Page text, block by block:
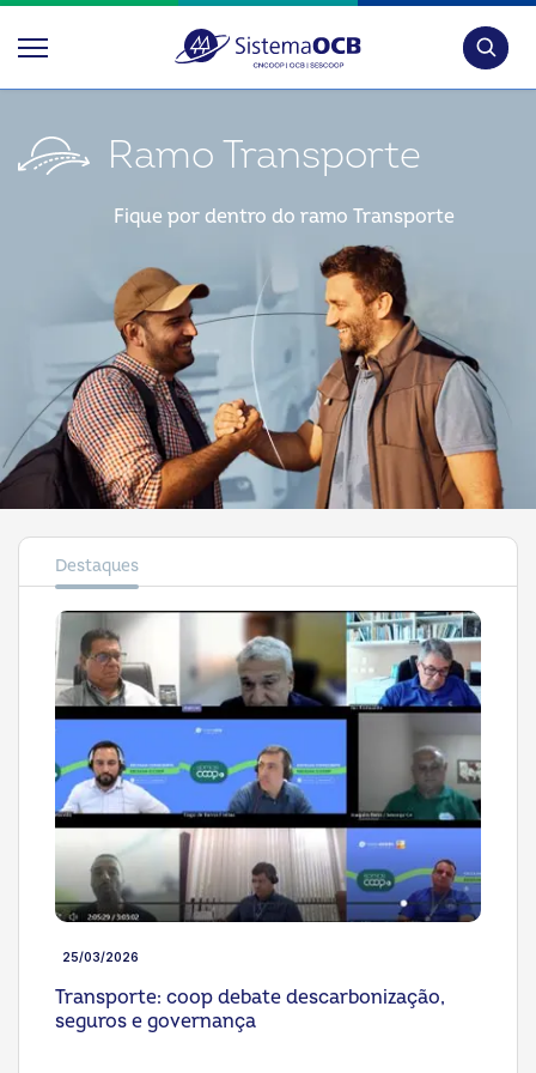
Ramo Transporte
Fique por dentro do ramo Transporte
Destaques
25/03/2026
Transporte: coop debate descarbonização,
seguros e governança